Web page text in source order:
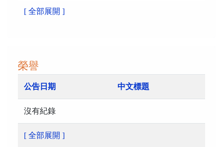
[ 全部展開 ]
榮譽
公告日期 中文標題
沒有紀錄
[ 全部展開 ]